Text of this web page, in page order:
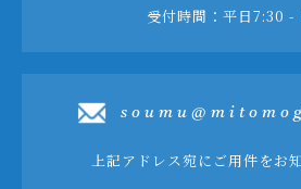
受付時間：平日7:30 -
上記アドレス宛にご用件をお